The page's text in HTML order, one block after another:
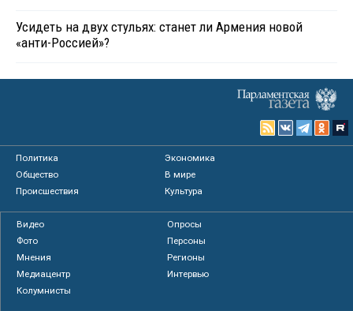
Усидеть на двух стульях: станет ли Армения новой
«анти-Россией»?
Политика
Экономика
Общество
В мире
Происшествия
Культура
Видео
Опросы
Фото
Персоны
Мнения
Регионы
Медиацентр
Интервью
Колумнисты